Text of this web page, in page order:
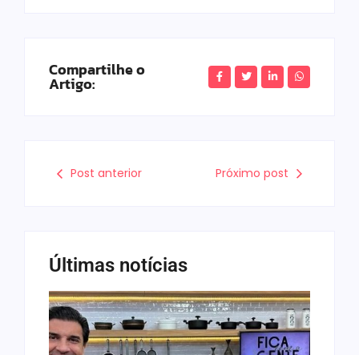
Compartilhe o
Artigo:
Post anterior Próximo post
Últimas notícias